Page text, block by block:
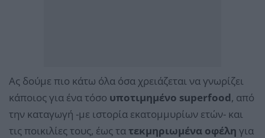
Ας δούμε πιο κάτω όλα όσα χρειάζεται να γνωρίζει
κάποιος για ένα τόσο υποτιμημένο superfood, από
την καταγωγή -με ιστορία εκατομμυρίων ετών- και
τις ποικιλίες τους, έως τατεκμηριωμένα οφέλη για